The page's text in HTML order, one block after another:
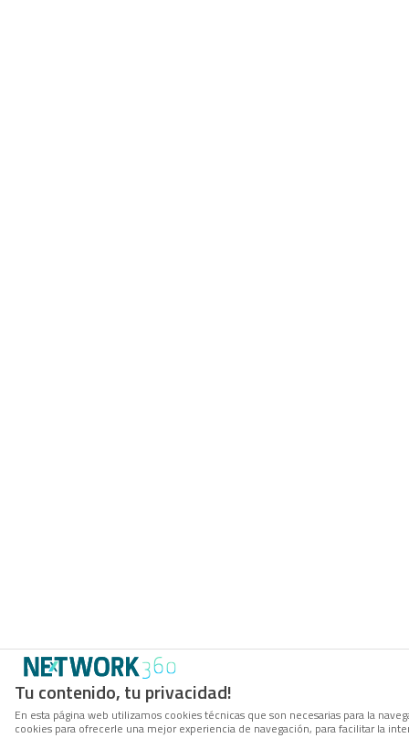
Tu contenido, tu privacidad!
En esta página web utilizamos cookies técnicas que son necesarias para la
cookies para ofrecerle una mejor experiencia de navegación, para facilitar la